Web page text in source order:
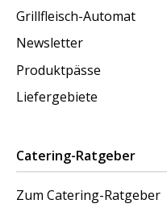
Grillfleisch-Automat
Newsletter
Produktpässe
Liefergebiete
Catering-Ratgeber
Zum Catering-Ratgeber